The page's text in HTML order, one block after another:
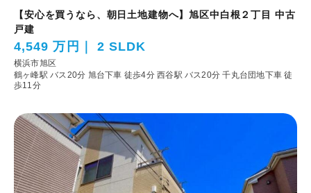
【安心を買うなら、朝日土地建物へ】旭区中白根２丁目 中古
戸建
4,549 万円 2 SLDK
横浜市旭区
鶴ヶ峰駅 バス20分 旭台下車 徒歩4分西谷駅 バス20分 千丸台団地下車 徒
歩11分